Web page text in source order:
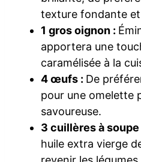
texture fondante
1 gros oignon :
apportera une
caramélisée à la
4 œufs : De
pour une omelette
savoureuse.
3 cuillères à soupe
huile extra vierge